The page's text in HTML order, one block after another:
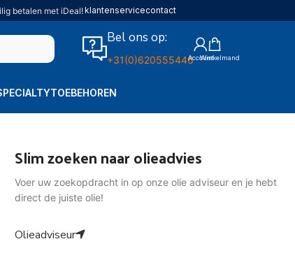
betalen met iDeal!klantenservicecontact
Bel ons op:
+31(0)620555446
TOEBEHOREN
Slim zoeken naar olieadvies
Voer uw zoekopdracht in op onze olie adviseur en je hebt
direct de juiste olie!
Olieadviseur